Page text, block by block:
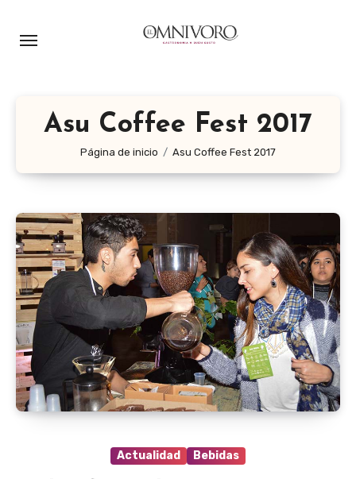
Asu Coffee Fest 2017
Página de inicio Asu Coffee Fest 2017
Actualidad Bebidas